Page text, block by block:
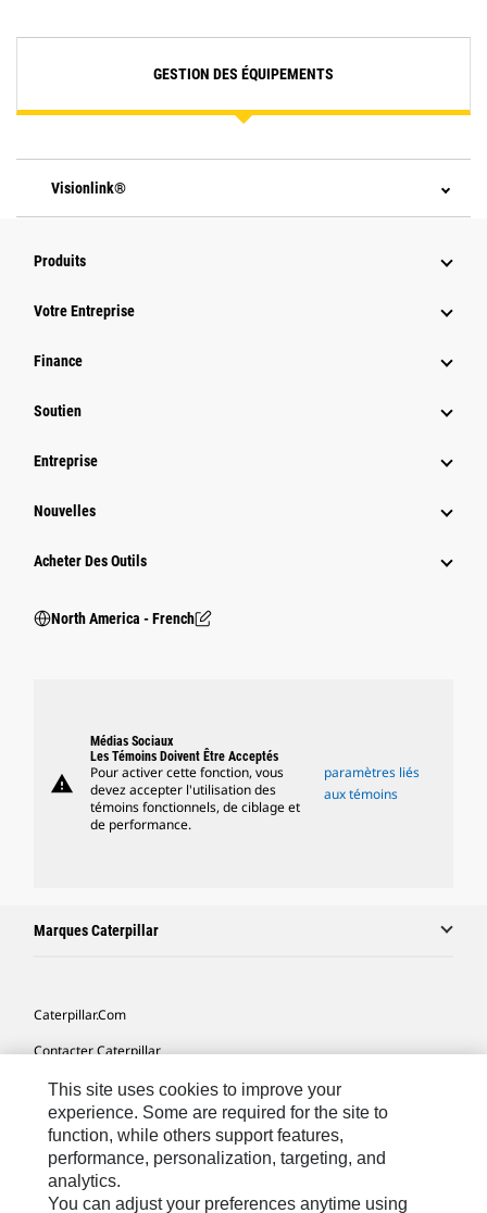
GESTION DES ÉQUIPEMENTS
Visionlink®
Produits
Votre Entreprise
Finance
Soutien
Entreprise
Nouvelles
Acheter Des Outils
North America - French
warning
Médias Sociaux
Les Témoins Doivent Être Acceptés
Pour activer cette fonction, vous
devez accepter l'utilisation des
témoins fonctionnels, de ciblage et
de performance.
paramètres liés
aux témoins
Marques Caterpillar
Caterpillar.com
Contacter Caterpillar
Mes Préférences Marketing
Plan Du Site
Cookie Settings
Légales
This site uses cookies to improve your
experience. Some are required for the site to
function, while others support features,
performance, personalization, targeting, and
analytics.
You can adjust your preferences anytime using